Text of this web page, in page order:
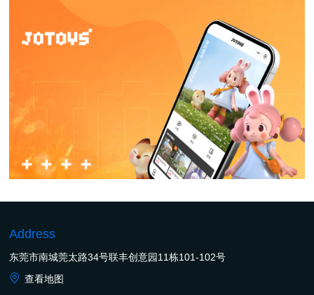
Address
东莞市南城莞太路34号联丰创意园11栋101-102号
查看地图